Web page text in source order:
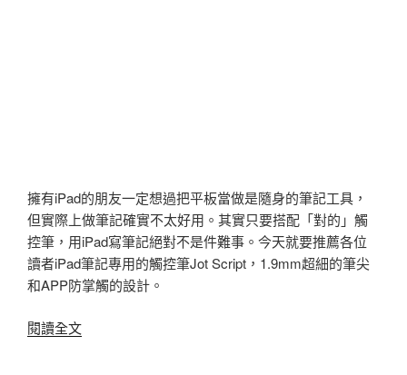
擁有iPad的朋友一定想過把平板當做是隨身的筆記工具，
但實際上做筆記確實不太好用。其實只要搭配「對的」觸
控筆，用iPad寫筆記絕對不是件難事。今天就要推薦各位
讀者iPad筆記專用的觸控筆Jot Script，1.9mm超細的筆尖
和APP防掌觸的設計。
閱讀全文〈iPad